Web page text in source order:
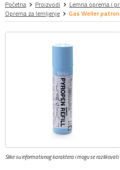
Početna Proizvodi Lemna oprema i
Oprema za lemljenje
Gas Weller
Slike su informativnog karaktera i mogu se